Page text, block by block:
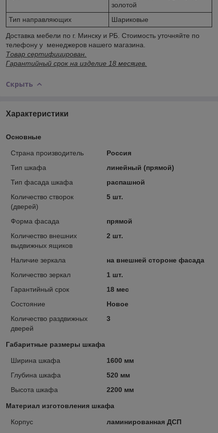
золотой
Тип направляющих
Шариковые
Доставка мебели по г. Минску и РБ. Стоимость уточняйте по
телефону у менеджеров нашего магазина.
Товар сертифицирован.
Гарантийный срок на изделие 18 месяцев.
Скрыть
Характеристики
Основные
Страна производитель
Россия
Тип шкафа
линейный (прямой)
Тип фасада шкафа
распашной
Количество створок
(дверей)
5 шт.
Форма фасада
прямой
Количество внешних
выдвижных ящиков
2 шт.
Наличие зеркала
на внешней стороне фасада
Количество зеркал
1 шт.
Гарантийный срок
18 мес
Состояние
Новое
Количество раздвижных
дверей
3
Габаритные размеры шкафа
Ширина шкафа
1600 мм
Глубина шкафа
520 мм
Высота шкафа
2200 мм
Материал изготовления шкафа
Корпус
ламинированная ДСП